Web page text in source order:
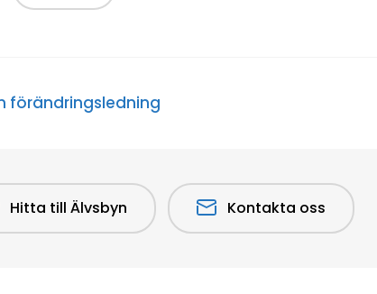
förändringsledning
Hitta till Älvsbyn Kontakta oss